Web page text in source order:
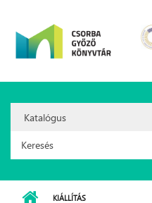
Option:
Keresés űrlap
KIÁLLÍTÁS